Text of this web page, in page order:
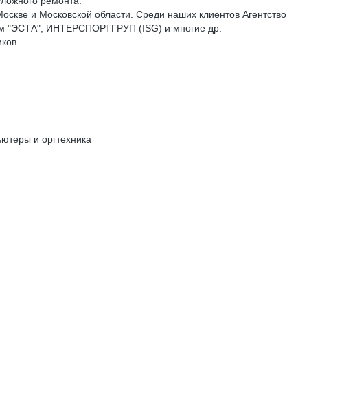
и Московской области. Среди наших клиентов Агентство
"ЭСТА", ИНТЕРСПОРТГРУП (ISG) и многие др.
и оргтехника